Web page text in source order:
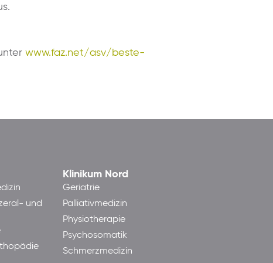
www.faz.net/asv/beste-
und
Klinikum Nord
Geriatrie
Palliativmedizin
Physiotherapie
Psychosomatik
Schmerzmedizin